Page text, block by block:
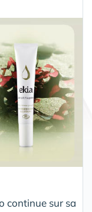
continue sur sa